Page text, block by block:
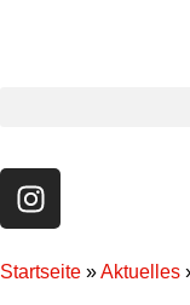
Startseite »Aktuelles